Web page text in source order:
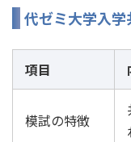
代ゼミ大学入
項目
模試の特徴